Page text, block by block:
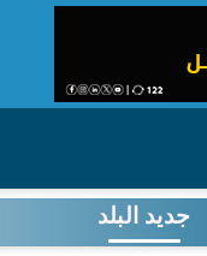
جديد البلد